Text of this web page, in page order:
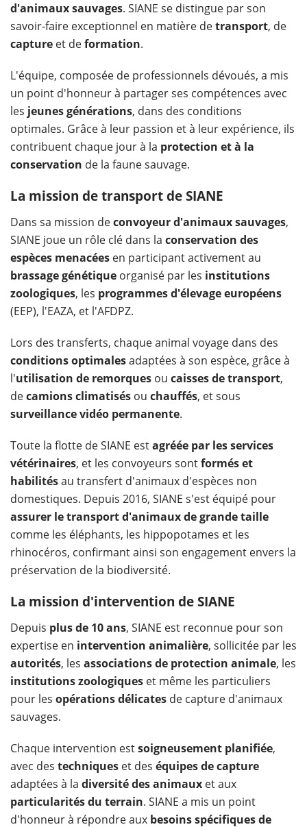
d'animaux sauvages. SIANE se distingue par son
savoir-faire exceptionnel en matière detransport, de
capture et deformation.
L'équipe, composée de professionnels dévoués, a mis
un point d'honneur à partager ses compétences avec
les jeunes générations, dans des conditions
optimales. Grâce à leur passion et à leur expérience, ils
contribuent chaque jour à la protection et à la
conservation de la faune sauvage.
La mission de transport de SIANE
Dans sa mission deconvoyeur d'animaux sauvages,
SIANE joue un rôle clé dans la conservation des
espèces menacées en participant activement au
brassage génétique organisé par les institutions
zoologiques, les programmes d'élevage européens
(EEP), l'EAZA, et l'AFDPZ.
Lors des transferts, chaque animal voyage dans des
conditions optimalesadaptées à son espèce, grâce à
l'utilisation de remorques ou caisses de transport,
decamions climatisés ou chauffés, et sous
surveillance vidéo permanente.
Toute la flotte de SIANE estagréée par les services
vétérinaires, et les convoyeurs sontformés et
habilitésau transfert d'animaux d'espèces non
domestiques. Depuis 2016, SIANE s'est équipé pour
assurer le transport d'animaux de grande taille
comme les éléphants, les hippopotames et les
rhinocéros, confirmant ainsi son engagement envers la
préservation de la biodiversité.
La mission d'intervention de SIANE
Depuis plus de 10 ans, SIANE est reconnue pour son
expertise en intervention animalière, sollicitée par les
autorités, les associations de protection animale, les
institutions zoologiques et même les particuliers
pour les opérations délicates de capture d'animaux
sauvages.
Chaque intervention estsoigneusement planifiée,
avec des techniques et des équipes de capture
adaptées à la diversité des animaux et aux
particularités du terrain. SIANE a mis un point
d'honneur à répondre aux besoins spécifiques de